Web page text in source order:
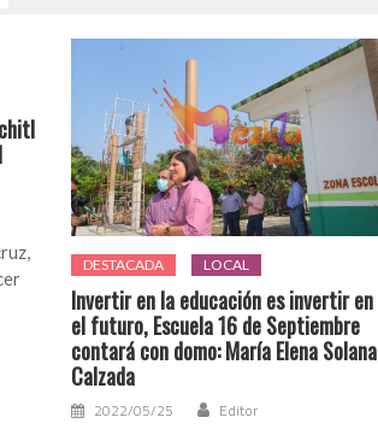
DESTACADA LOCAL
Invertir en la educación es invertir en
el futuro, Escuela 16 de Septiembre
contará con domo: María Elena Solana
Calzada
2022/05/25 Editor